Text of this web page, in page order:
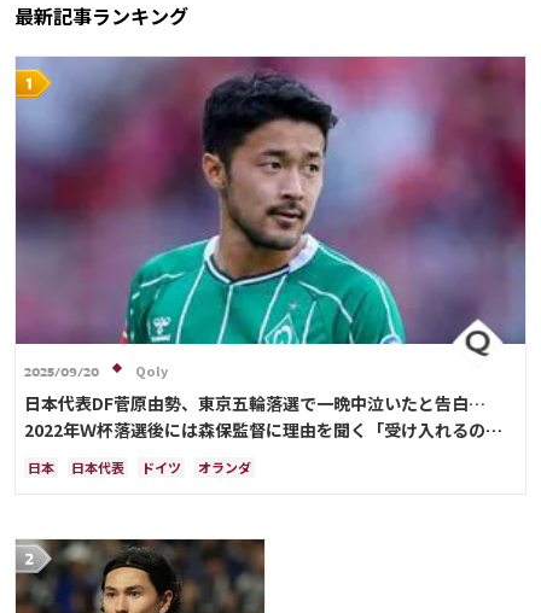
最新記事ランキング
2025/09/20 Qoly
日本代表DF菅原由勢、東京五輪落選で一晩中泣いたと告白…
2022年Ｗ杯落選後には森保監督に理由を聞く「受け入れるのは
難しかった」
日本 日本代表 ドイツ オランダ